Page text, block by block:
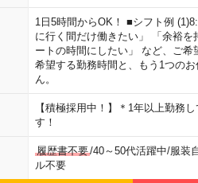
1日5時間からOK！ ■シフト例
に行く間だけ働きたい」 「余裕
ートの時間にしたい」 など、ご
希望する勤務時間と、もう1つの
ん。
【積極採用中！】＊1年以上勤務
す！
履歴書不要/40～50代活躍中/服装
ル不要